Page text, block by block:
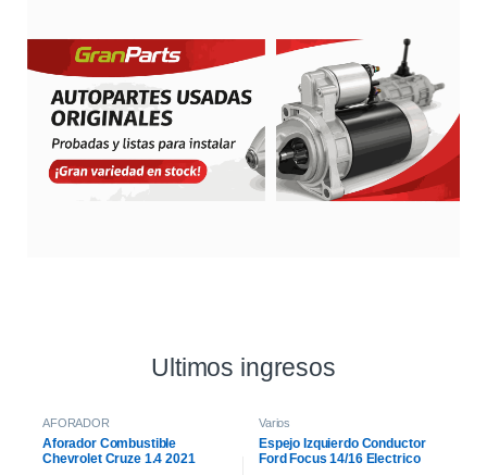
Ultimos ingresos
AFORADOR
Aforador Combustible
Chevrolet Cruze 1.4 2021
Varios
Espejo Izquierdo Conductor
Ford Focus 14/16 Electrico